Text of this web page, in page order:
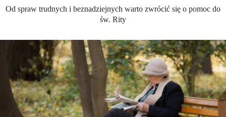
Od spraw trudnych i beznadziejnych warto zwrócić się o pomoc do
św. Rity